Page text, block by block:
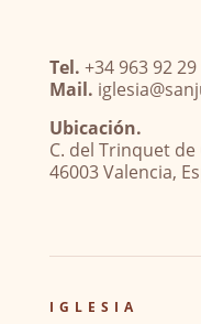
Tel. +34 963 92 29
Mail.
Ubicación.
C. del Trinquet de
46003 Valencia,
IGLESIA